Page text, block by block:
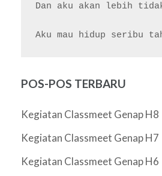
Dan aku akan lebih
POS-POS TERBARU
Kegiatan Classmeet Genap H8
Kegiatan Classmeet Genap H7
Kegiatan Classmeet Genap H6